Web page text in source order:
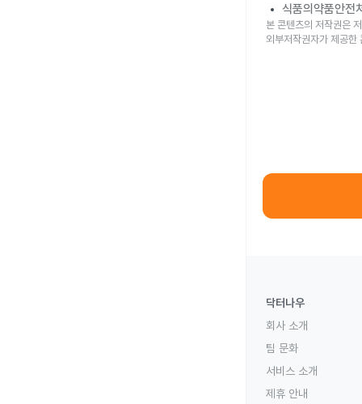
식품의약품안전
본 콘텐츠의 저작권은
외부저작권자가 제공한
닥터나우
회사 소개
팀 문화
서비스 소개
제휴 안내